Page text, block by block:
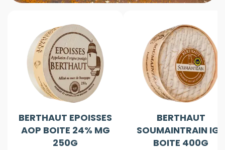
BERTHAUT EPOISSES
AOP BOITE 24% MG
250G
BERTHAUT
SOUMAINTRAIN IGP
BOITE 400G